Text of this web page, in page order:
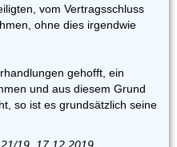
vom Vertragsschluss
ohne dies irgendwie
gehofft, ein
und aus diesem Grund
so ist es grundsätzlich seine